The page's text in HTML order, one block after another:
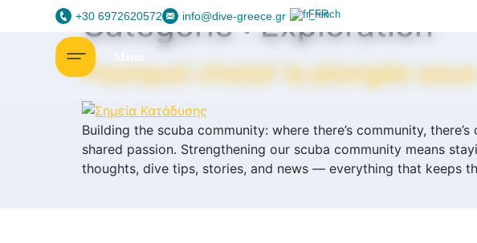
+30 6972620572 info@dive-greece.gr French
Catégorie :Exploration
Pourquoi choisir la plongée
Building the scuba community: where there’s community,
shared passion. Strengthening our scuba community means
thoughts, dive tips, stories, and news — everything that keeps